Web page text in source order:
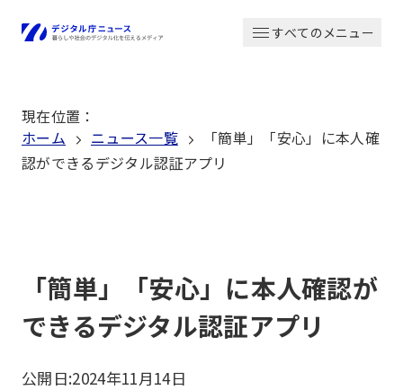
本
文
動
すべてのメニュー
現在位置 ：
ホーム
ニュース一覧
「簡単」「安心」に本人確
認ができるデジタル認証アプリ
「簡単」「安心」に本人確認が
できるデジタル認証アプリ
公開日:2024年11月14日